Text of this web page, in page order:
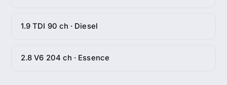
1.9 TDI 90 ch · Diesel
2.8 V6 204 ch · Essence